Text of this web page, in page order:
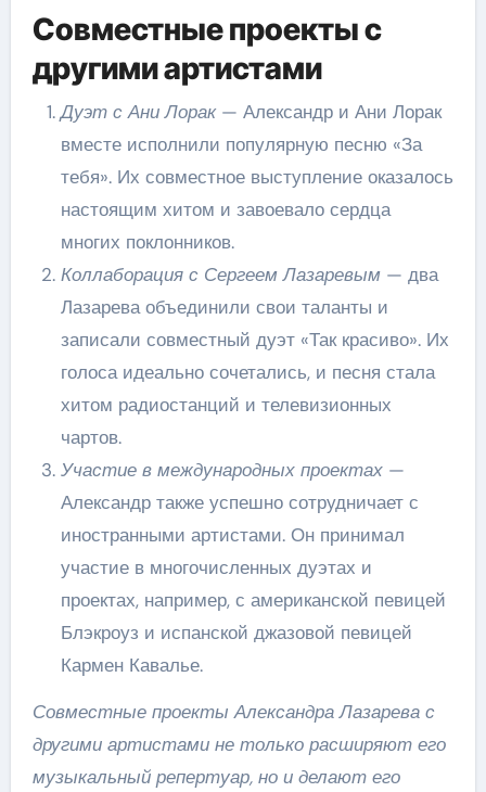
Совместные проекты с
другими артистами
Дуэт с Ани Лорак— Александр и Ани Лорак
вместе исполнили популярную песню «За
тебя». Их совместное выступление оказалось
настоящим хитом и завоевало сердца
многих поклонников.
Коллаборация с Сергеем Лазаревым— два
Лазарева объединили свои таланты и
записали совместный дуэт «Так красиво». Их
голоса идеально сочетались, и песня стала
хитом радиостанций и телевизионных
чартов.
Участие в международных проектах—
Александр также успешно сотрудничает с
иностранными артистами. Он принимал
участие в многочисленных дуэтах и
проектах, например, с американской певицей
Блэкроуз и испанской джазовой певицей
Кармен Кавалье.
Совместные проекты Александра Лазарева с
другими артистами не только расширяют его
музыкальный репертуар, но и делают его